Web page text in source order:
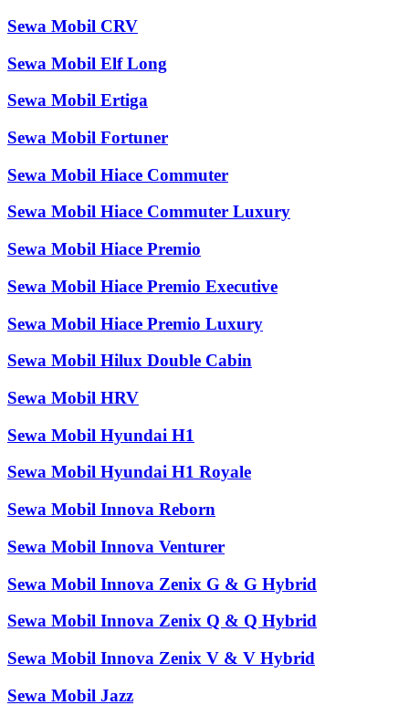
Sewa Mobil CRV
Sewa Mobil Elf Long
Sewa Mobil Ertiga
Sewa Mobil Fortuner
Sewa Mobil Hiace Commuter
Sewa Mobil Hiace Commuter Luxury
Sewa Mobil Hiace Premio
Sewa Mobil Hiace Premio Executive
Sewa Mobil Hiace Premio Luxury
Sewa Mobil Hilux Double Cabin
Sewa Mobil HRV
Sewa Mobil Hyundai H1
Sewa Mobil Hyundai H1 Royale
Sewa Mobil Innova Reborn
Sewa Mobil Innova Venturer
Sewa Mobil Innova Zenix G & G Hybrid
Sewa Mobil Innova Zenix Q & Q Hybrid
Sewa Mobil Innova Zenix V & V Hybrid
Sewa Mobil Jazz